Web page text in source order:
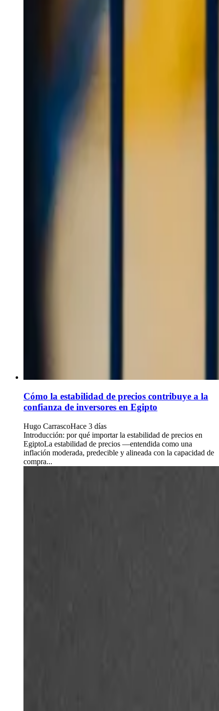
Cómo la estabilidad de precios contribuye a la
confianza de inversores en Egipto
Hugo CarrascoHace 3 días
Introducción: por qué importar la estabilidad de precios en
EgiptoLa estabilidad de precios —entendida como una
inflación moderada, predecible y alineada con la capacidad de
compra...